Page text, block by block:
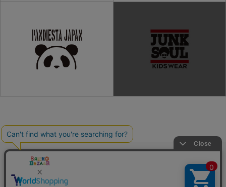
ご利用ガイド
利用規約